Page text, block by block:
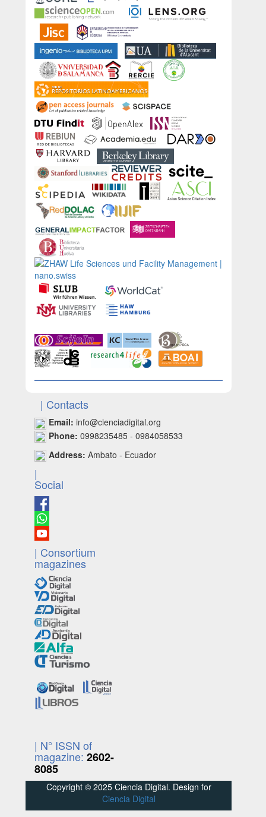
| Contacts
Email: info@cienciadigital.org
Phone: 0998235485 - 0984058533
Address: Ambato - Ecuador
|
Social
| Consortium
magazines
| N° ISSN of
magazine: 2602-
8085
Copyright © 2025 Ciencia Digital. Design for
Ciencia Digital